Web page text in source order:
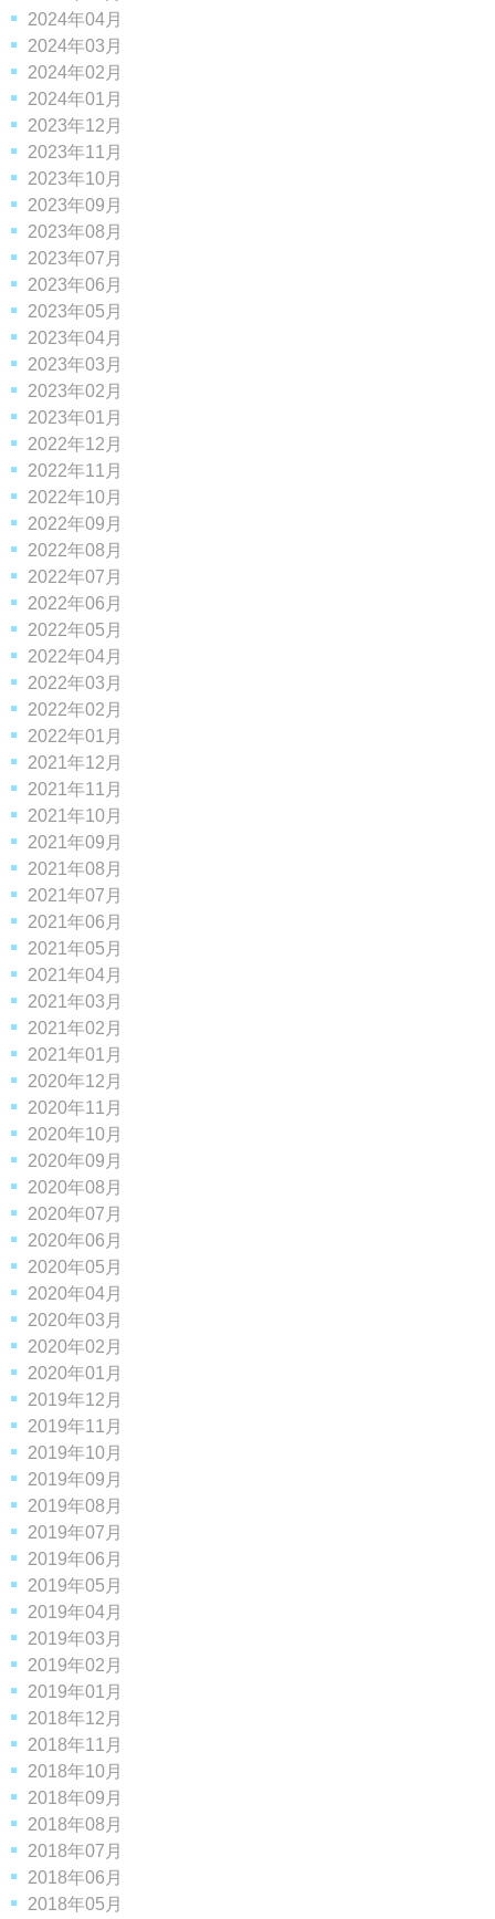
2024年04月
2024年03月
2024年02月
2024年01月
2023年12月
2023年11月
2023年10月
2023年09月
2023年08月
2023年07月
2023年06月
2023年05月
2023年04月
2023年03月
2023年02月
2023年01月
2022年12月
2022年11月
2022年10月
2022年09月
2022年08月
2022年07月
2022年06月
2022年05月
2022年04月
2022年03月
2022年02月
2022年01月
2021年12月
2021年11月
2021年10月
2021年09月
2021年08月
2021年07月
2021年06月
2021年05月
2021年04月
2021年03月
2021年02月
2021年01月
2020年12月
2020年11月
2020年10月
2020年09月
2020年08月
2020年07月
2020年06月
2020年05月
2020年04月
2020年03月
2020年02月
2020年01月
2019年12月
2019年11月
2019年10月
2019年09月
2019年08月
2019年07月
2019年06月
2019年05月
2019年04月
2019年03月
2019年02月
2019年01月
2018年12月
2018年11月
2018年10月
2018年09月
2018年08月
2018年07月
2018年06月
2018年05月